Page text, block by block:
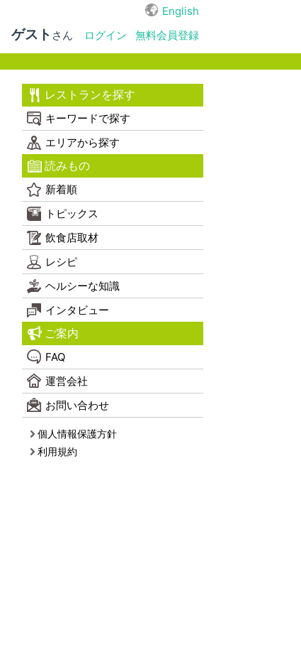
English
ゲスト さん ログイン
無料会員登録
レストランを探す
キーワードで探す
エリアから探す
読みもの
新着順
トピックス
飲食店取材
レシピ
ヘルシーな知識
インタビュー
ご案内
FAQ
運営会社
お問い合わせ
個人情報保護方針
利用規約